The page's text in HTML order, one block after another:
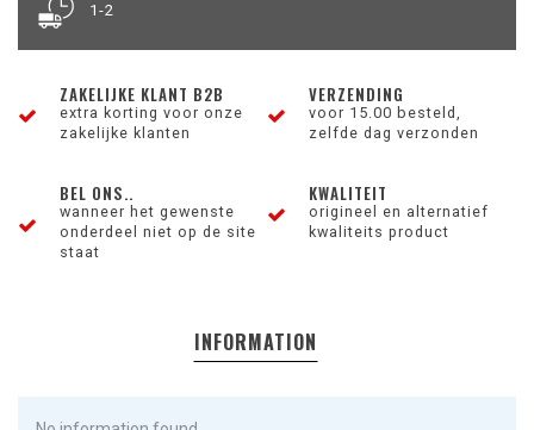
1-2
ZAKELIJKE KLANT B2B
extra korting voor onze
zakelijke klanten
VERZENDING
voor 15.00 besteld,
zelfde dag verzonden
BEL ONS..
wanneer het gewenste
onderdeel niet op de site
staat
KWALITEIT
origineel en alternatief
kwaliteits product
INFORMATION